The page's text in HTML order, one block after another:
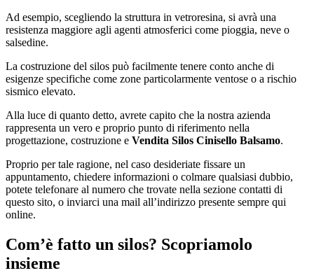
Ad esempio, scegliendo la struttura in vetroresina, si avrà una
resistenza maggiore agli agenti atmosferici come pioggia, neve o
salsedine.
La costruzione del silos può facilmente tenere conto anche di
esigenze specifiche come zone particolarmente ventose o a rischio
sismico elevato.
Alla luce di quanto detto, avrete capito che la nostra azienda
rappresenta un vero e proprio punto di riferimento nella
progettazione, costruzione e Vendita Silos Cinisello Balsamo.
Proprio per tale ragione, nel caso desideriate fissare un
appuntamento, chiedere informazioni o colmare qualsiasi dubbio,
potete telefonare al numero che trovate nella sezione contatti di
questo sito, o inviarci una mail all’indirizzo presente sempre qui
online.
Com’è fatto un silos? Scopriamolo
insieme